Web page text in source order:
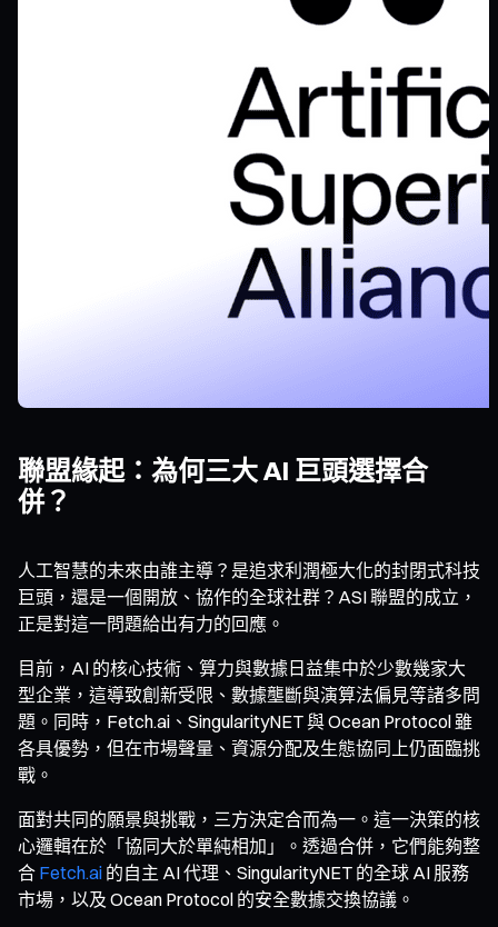
聯盟緣起：為何三大 AI 巨頭選擇合
併？
人工智慧的未來由誰主導？是追求利潤極大化的封閉式科技
巨頭，還是一個開放、協作的全球社群？ASI 聯盟的成立，
正是對這一問題給出有力的回應。
目前，AI 的核心技術、算力與數據日益集中於少數幾家大
型企業，這導致創新受限、數據壟斷與演算法偏見等諸多問
題。同時，Fetch.ai、SingularityNET 與 Ocean Protocol 雖
各具優勢，但在市場聲量、資源分配及生態協同上仍面臨挑
戰。
面對共同的願景與挑戰，三方決定合而為一。這一決策的核
心邏輯在於「協同大於單純相加」。透過合併，它們能夠整
合 Fetch.ai 的自主 AI 代理、SingularityNET 的全球 AI 服務
市場，以及 Ocean Protocol 的安全數據交換協議。